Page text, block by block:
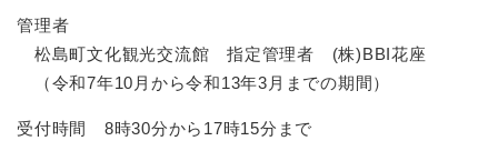
管理者
松島町文化観光交流館 指定管理者 (株)BBI花座
（令和7年10月から令和13年3月までの期間）
受付時間 8時30分から17時15分まで